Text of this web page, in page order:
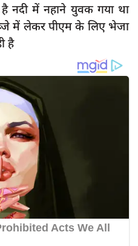
है नदी में नहाने युवक गया था
में लेकर पीएम के लिए भेजा
है